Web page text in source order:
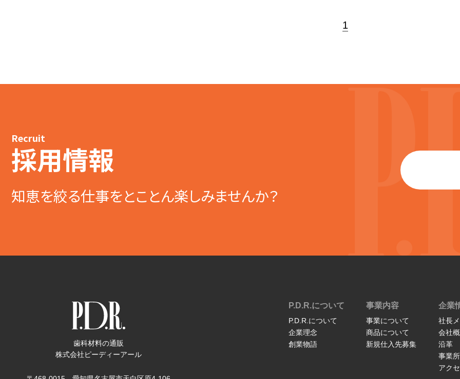
1
Recruit
採用情報
知恵を絞る仕事をとことん楽しみませんか？
歯科材料の通販
株式会社ピーディーアール
P.D.R.について
P.D.R.について
企業理念
創業物語
事業内容
事業について
商品について
新規仕入先募集
企業
社長
会社
沿革
事業所
アク